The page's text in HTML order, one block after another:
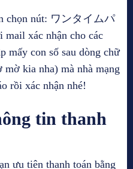
chọn nút: ワンタイムパ
mail xác nhận cho các
mấy con số sau dòng chữ
kia nha) mà nhà mạng
rồi xác nhận nhé!
tin thanh
ưu tiên thanh toán bằng